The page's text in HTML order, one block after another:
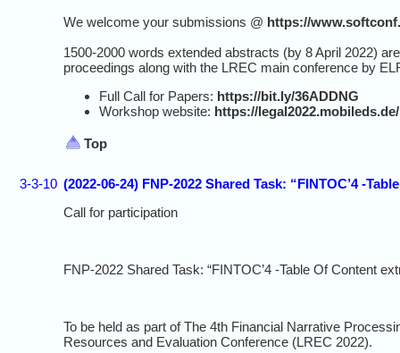
We welcome your submissions @ https://
1500-2000 words extended abstracts (by 8 April 2022)
proceedings along with the LREC main conference by
Full Call for Papers: https://bit.ly/36ADDNG
Workshop website: https://legal2022.mobileds.de/
Top
3-3-10 (2022-06-24) FNP-2022 Shared Task: “FINTOC’4 -
Call for participation
FNP-2022 Shared Task: “FINTOC’4 -Table Of Content
To be held as part of The 4th Financial Narrative
Resources and Evaluation Conference (LREC 2022).